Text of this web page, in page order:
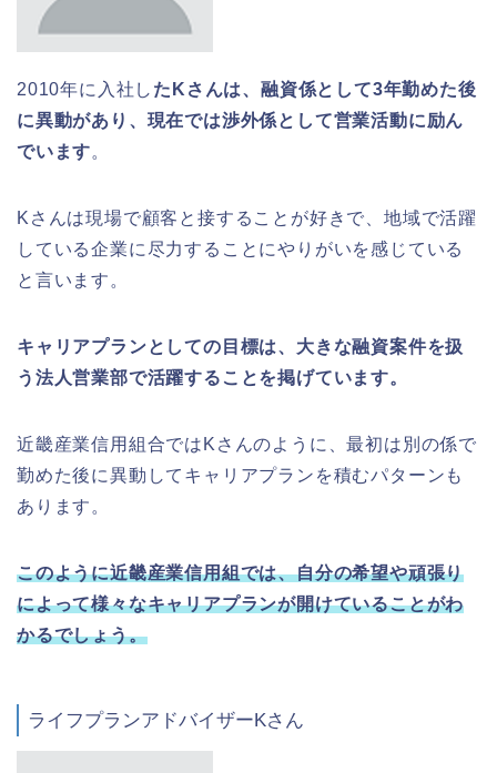
2010年に入社し たKさんは、融資係として3年勤めた後
に異動があり、現在では渉外係として営業活動に励ん
でいます。
Kさんは現場で顧客と接することが好きで、地域で活躍
している企業に尽力することにやりがいを感じている
と言います。
キャリアプランとしての目標は、大きな融資案件を扱
う法人営業部で活躍することを掲げています。
近畿産業信用組合ではKさんのように、最初は別の係で
勤めた後に異動してキャリアプランを積むパターンも
あります。
このように近畿産業信用組では、自分の希望や頑張り
によって様々なキャリアプランが開けていることがわ
かるでしょう。
ライフプランアドバイザーKさん